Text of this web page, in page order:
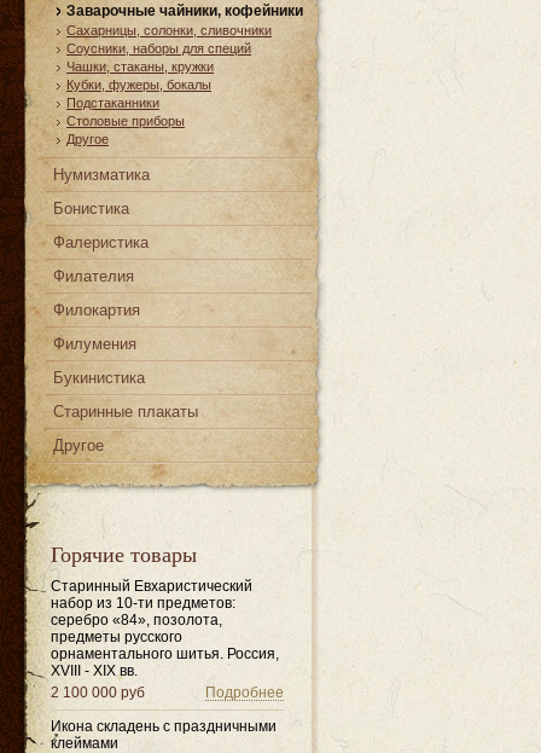
Заварочные чайники, кофейники
Сахарницы, солонки, сливочники
Соусники, наборы для специй
Чашки, стаканы, кружки
Кубки, фужеры, бокалы
Подстаканники
Столовые приборы
Другое
Нумизматика
Бонистика
Фалеристика
Филателия
Филокартия
Филумения
Букинистика
Старинные плакаты
Другое
Горячие товары
Старинный Евхаристический
набор из 10-ти предметов:
серебро «84», позолота,
предметы русского
орнаментального шитья. Россия,
XVIII - XIX вв.
Подробнее
2 100 000 руб
Икона складень с праздничными
клеймами